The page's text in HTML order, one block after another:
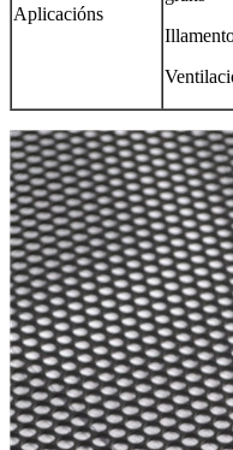
Aplicacións